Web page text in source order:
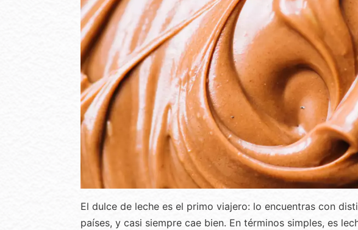
El dulce de leche es el primo viajero: lo encuentras con
países, y casi siempre cae bien. En términos simples, es